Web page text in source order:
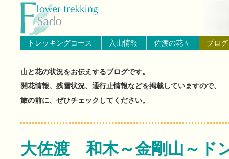
ブログ（佐渡島の山と花の状
トレッキングコース 入山情報 佐渡の花々 ブログ
山と花の状況をお伝えするブログです。
開花情報、残雪状況、通行止情報などを掲載していますので、
旅の前に、ぜひチェックしてください。
大佐渡 和木～金剛山～ド
トップページへ戻る